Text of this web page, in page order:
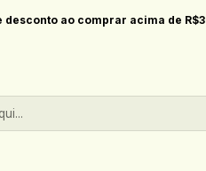
desconto ao comprar acima de
Arquivo Digital Diário de
Arquivo